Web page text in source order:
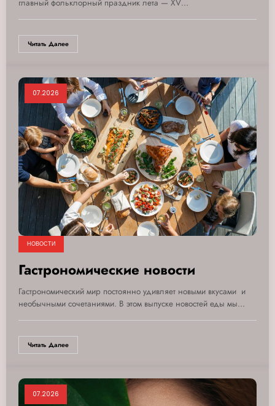
главный фольклорный праздник лета — XV…
Читать Далее
07.2026
НОВОСТИ
Гастрономические новости
Гастрономический мир постоянно удивляет новыми вкусами и
необычными сочетаниями. В этом выпуске новостей еды мы…
Читать Далее
07.2026